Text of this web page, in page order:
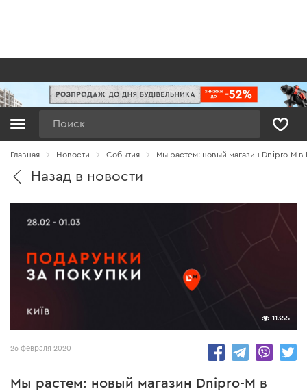
Главная Новости Cобытия Мы растем: новый магазин Dnipro-M в
Назад в новости
11355
26 февраля 2020
Мы растем: новый магазин Dnipro-M в